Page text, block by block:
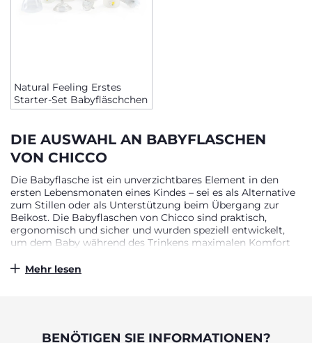
Natural Feeling Erstes
Starter-Set Babyfläschchen
DIE AUSWAHL AN BABYFLASCHEN
VON CHICCO
Die Babyflasche ist ein unverzichtbares Element in den
ersten Lebensmonaten eines Kindes – sei es als Alternative
zum Stillen oder als Unterstützung beim Übergang zur
Beikost. Die Babyflaschen von Chicco sind praktisch,
ergonomisch und sicher und wurden speziell entwickelt,
um dem Baby während des Trinkens maximalen Komfort
kleinen Händen des Kindes und lassen sich ebenso leicht
Mehr lesen
BENÖTIGEN SIE INFORMATIONEN?